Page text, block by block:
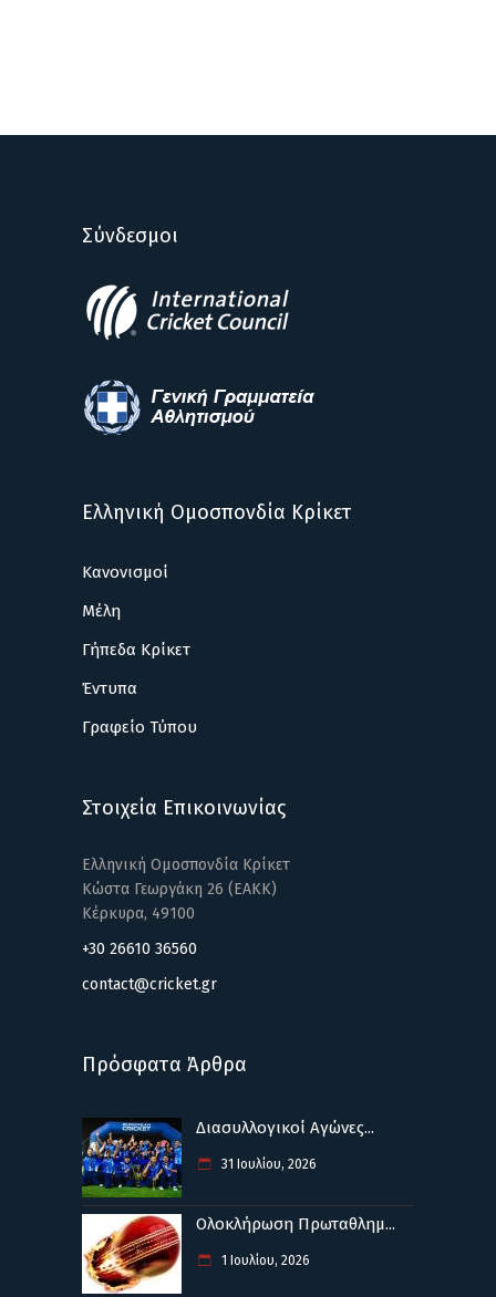
Σύνδεσμοι
Ελληνική Ομοσπονδία Κρίκετ
Κανονισμοί
Μέλη
Γήπεδα Κρίκετ
Έντυπα
Γραφείο Τύπου
Στοιχεία Επικοινωνίας
Ελληνική Ομοσπονδία Κρίκετ
Κώστα Γεωργάκη 26 (ΕΑΚΚ)
Κέρκυρα, 49100
+30 26610 36560
contact@cricket.gr
Πρόσφατα Άρθρα
Διασυλλογικοί Αγώνες...
31 Ιουλίου, 2026
Ολοκλήρωση Πρωταθλημ...
1 Ιουλίου, 2026